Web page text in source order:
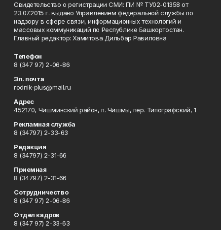
Свидетельство о регистрации СМИ: ПИ № ТУ02-01358 от
23.07.2015 г. выдано Управлением федеральной службы по
надзору в сфере связи, информационных технологий и
массовых коммуникаций по Республике Башкортостан.
Главный редактор: Хамитова Дильбар Равиловна
Телефон
8 (347 97) 2-06-86
Эл. почта
rodnik-plus@mail.ru
Адрес
452170, Чишминский район, п. Чишмы, пер. Типографский, 1
Рекламная служба
8 (34797) 2-33-63
Редакция
8 (34797) 2-31-66
Приемная
8 (34797) 2-31-66
Сотрудничество
8 (347 97) 2-06-86
Отдел кадров
8 (347 97) 2-33-63